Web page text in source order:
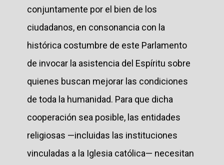
conjuntamente por el bien de los
ciudadanos, en consonancia con la
histórica costumbre de este Parlamento
de invocar la asistencia del Espíritu sobre
quienes buscan mejorar las condiciones
de toda la humanidad. Para que dicha
cooperación sea posible, las entidades
religiosas —incluidas las instituciones
vinculadas a la Iglesia católica— necesitan